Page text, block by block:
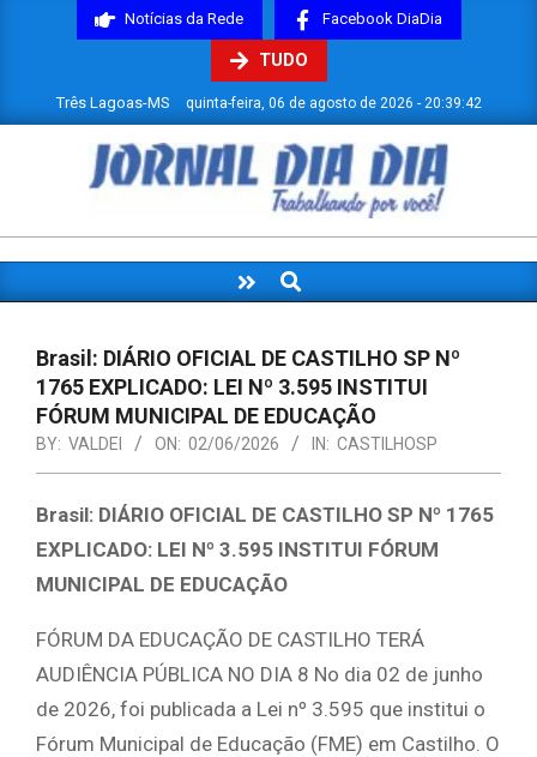
Notícias da Rede Facebook DiaDia
TUDO
Três Lagoas-MS quinta-feira, 06 de agosto de 2026 - 20:39:43
JORNAL
DIADIA
Navigation
Search
Brasil: DIÁRIO OFICIAL DE CASTILHO SP Nº
1765 EXPLICADO: LEI Nº 3.595 INSTITUI
FÓRUM MUNICIPAL DE EDUCAÇÃO
BY: VALDEI ON: 02/06/2026 IN: CASTILHOSP
Brasil: DIÁRIO OFICIAL DE CASTILHO SP Nº 1765
EXPLICADO: LEI Nº 3.595 INSTITUI FÓRUM
MUNICIPAL DE EDUCAÇÃO
FÓRUM DA EDUCAÇÃO DE CASTILHO TERÁ
AUDIÊNCIA PÚBLICA NO DIA 8 No dia 02 de junho
de 2026, foi publicada a Lei nº 3.595 que institui o
Fórum Municipal de Educação (FME) em Castilho. O